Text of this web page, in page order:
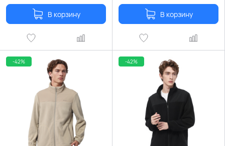
В корзину В корзину
-42% -42%